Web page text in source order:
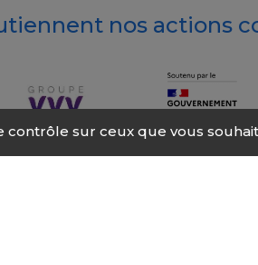
nos actions
contrôle sur ceux que vous